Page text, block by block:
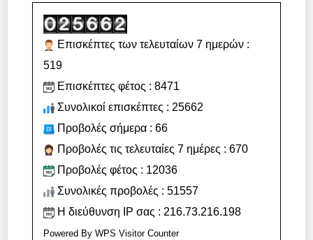
Επισκέπτες των τελευταίων 7 ημερών :
519
Επισκέπτες φέτος : 8471
Συνολικοί επισκέπτες : 25662
Προβολές σήμερα : 66
Προβολές τις τελευταίες 7 ημέρες : 670
Προβολές φέτος : 12036
Συνολικές προβολές : 51557
Η διεύθυνση IP σας : 216.73.216.198
Powered ByWPS Visitor Counter